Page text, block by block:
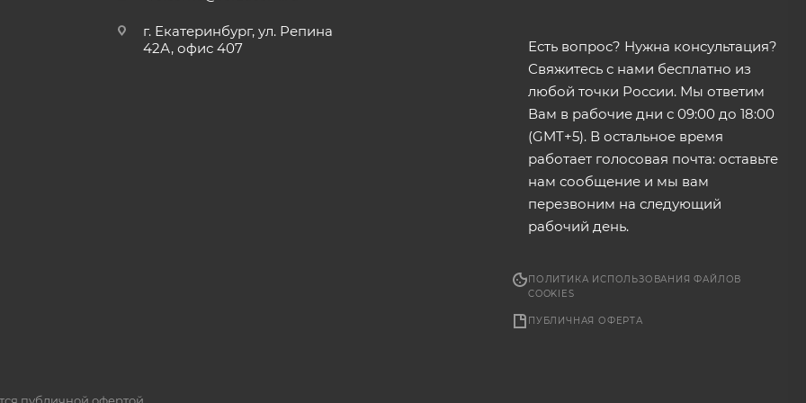
г. Екатеринбург, ул. Репина
42А, офис 407
Есть вопрос? Нужна консультация?
Свяжитесь с нами бесплатно из
любой точки России. Мы ответим
Вам в рабочие дни с 09:00 до 18:00
(GMT+5). В остальное время
работает голосовая почта: оставьте
нам сообщение и мы вам
перезвоним на следующий
рабочий день.
ПОЛИТИКА ИСПОЛЬЗОВАНИЯ ФАЙЛОВ
COOKIES
ПУБЛИЧНАЯ ОФЕРТА